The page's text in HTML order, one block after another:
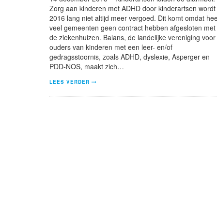
Zorg aan kinderen met ADHD door kinderartsen
2016 lang niet altijd meer vergoed. Dit komt omdat
veel gemeenten geen contract hebben afgesloten met
de ziekenhuizen. Balans, de landelijke vereniging voor
ouders van kinderen met een leer- en/of
gedragsstoornis, zoals ADHD, dyslexie, Asperger en
PDD-NOS, maakt zich…
LEES VERDER